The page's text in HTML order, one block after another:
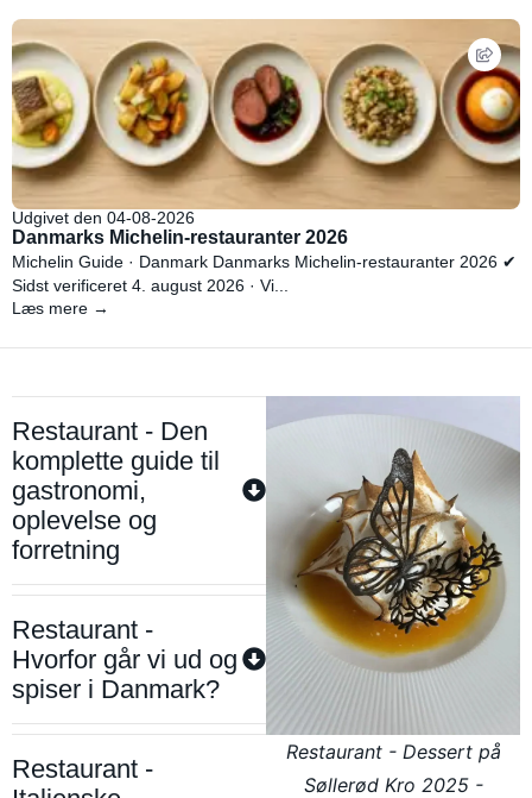
Udgivet den 04-08-2026
Danmarks Michelin-restauranter 2026
Michelin Guide · Danmark Danmarks Michelin-restauranter 2026 ✔
Sidst verificeret 4. august 2026 · Vi...
Læs mere →
Restaurant - Den
komplette guide til
gastronomi,
oplevelse og
forretning
Restaurant -
Hvorfor går vi ud og
spiser i Danmark?
Restaurant -
Restaurant - Dessert på
Søllerød Kro 2025 -